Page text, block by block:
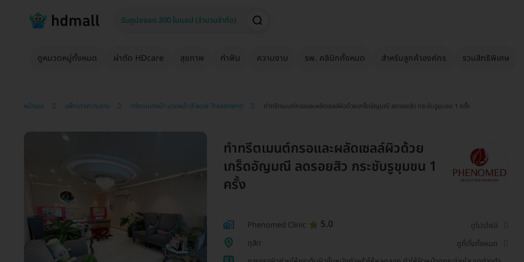
ดูหมวดหมู่ทั้งหมด ผ่าตัด HDcare สุขภาพ ทำฟัน ความงาม รพ. คลินิกทั้งหมด สำหรับลูกค้าองค์กร รวมสิทธิพิเศษ
หน้าแรก แพ็กเกจความงาม ทรีตเมนต์หน้า นวดหน้า (Facial Treatment) ทำทรีตเมนต์กรอและผลัดเซลล์ผิวด้วยเกร็ดอัญมณี ลดรอยสิว กระชับรูขุมขน 1 ครั้ง
ทำทรีตเมนต์กรอและผลัดเซลล์ผิวด้วย
เกร็ดอัญมณี ลดรอยสิว กระชับรูขุมขน 1
ครั้ง
Phenomed Clinic 5.0
ดูโปรไฟล์
ดุสิต
ดูที่ตั้งทั้งหมด